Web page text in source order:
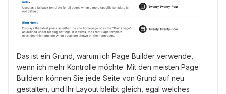
Das ist ein Grund, warum ich Page Builder verwende,
wenn ich mehr Kontrolle möchte. Mit den meisten Page
Buildern können Sie jede Seite von Grund auf neu
gestalten, und Ihr Layout bleibt gleich, egal welches